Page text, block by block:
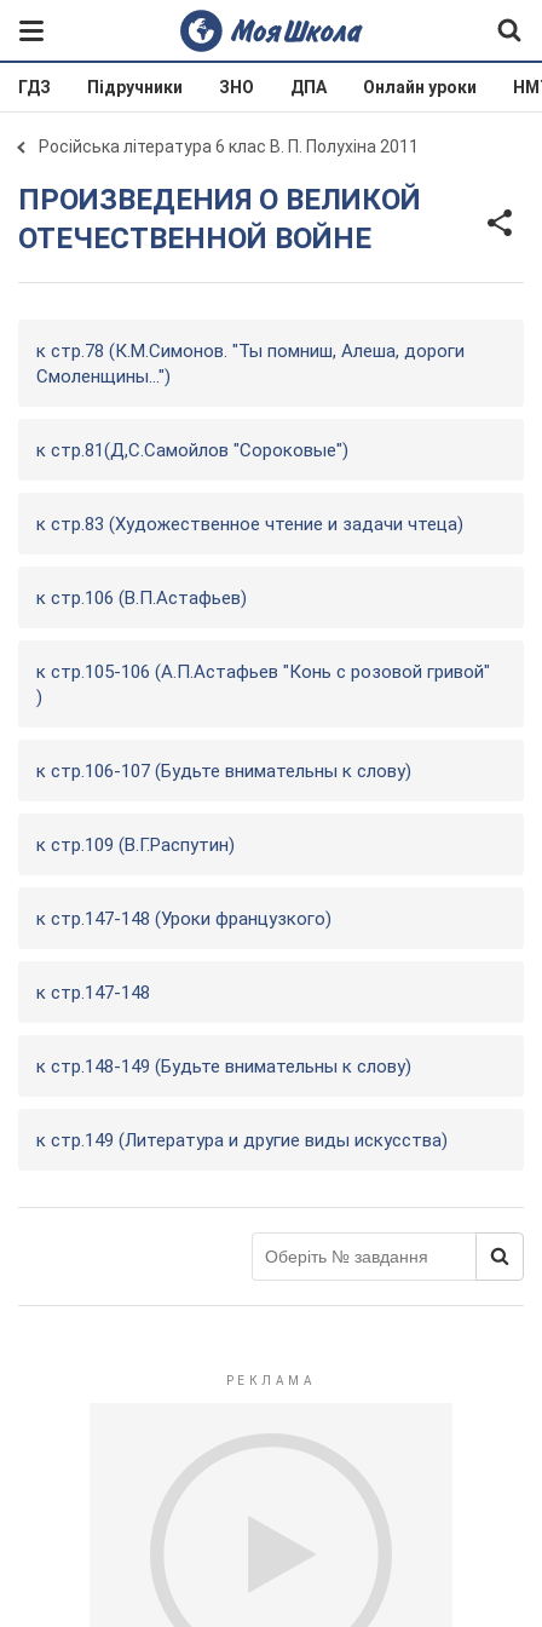
ГДЗ Підручники ЗНО ДПА Онлайн уроки
Російська література 6 клас В. П. Полухіна 2011
ПРОИЗВЕДЕНИЯ О ВЕЛИКОЙ
ОТЕЧЕСТВЕННОЙ ВОЙНЕ
к стр.78 (К.М.Симонов. "Ты помниш, Алеша, дороги
Смоленщины...")
к стр.81(Д,С.Самойлов "Сороковые")
к стр.83 (Художественное чтение и задачи чтеца)
к стр.106 (В.П.Астафьев)
к стр.105-106 (А.П.Астафьев "Конь с розовой гривой"
)
к стр.106-107 (Будьте внимательны к слову)
к стр.109 (В.Г.Распутин)
к стр.147-148 (Уроки французкого)
к стр.147-148
к стр.148-149 (Будьте внимательны к слову)
к стр.149 (Литература и другие виды искусства)